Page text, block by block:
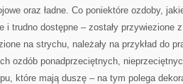
oraz ładne. Co poniektóre ozdoby,
i trudno dostępne – zostały przywiezione
na strychu, należały na przykład do
ozdób ponadprzeciętnych,
które mają duszę – na tym polega